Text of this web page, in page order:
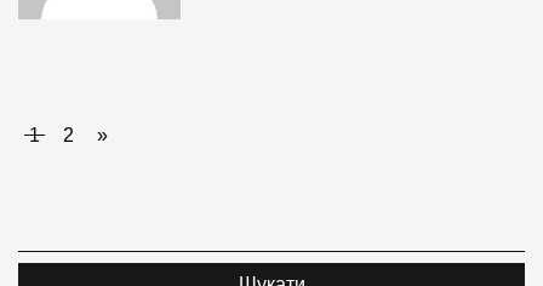
1 2 »